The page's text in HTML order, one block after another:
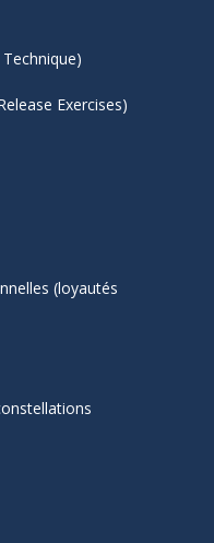
Exercises)
(loyautés